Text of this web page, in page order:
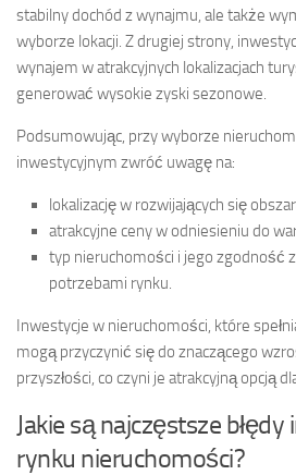
stabilny dochód z wynajmu, ale także
wyborze lokacji. Z drugiej strony,
wynajem w atrakcyjnych lokalizacjach
generować wysokie zyski sezonowe.
Podsumowując, przy wyborze
inwestycyjnym zwróć uwagę na:
lokalizację w rozwijających się
atrakcyjne ceny w odniesieniu do
typ nieruchomości i jego zgodność
potrzebami rynku.
Inwestycje w nieruchomości, które
mogą przyczynić się do znaczącego
przyszłości, co czyni je atrakcyjną opcją
Jakie są najczęstsze
rynku nieruchomości?